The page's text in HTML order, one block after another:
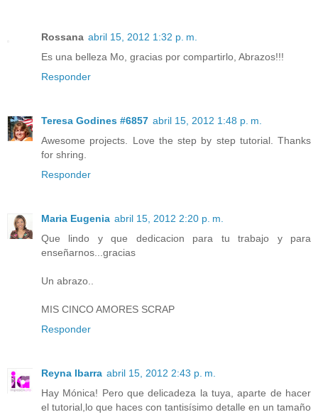
Rossana abril 15, 2012 1:32 p. m.
Es una belleza Mo, gracias por compartirlo, Abrazos!!!
Responder
Teresa Godines #6857 abril 15, 2012 1:48 p. m.
Awesome projects. Love the step by step tutorial. Thanks
for shring.
Responder
Maria Eugenia abril 15, 2012 2:20 p. m.
Que lindo y que dedicacion para tu trabajo y para
enseñarnos...gracias
Un abrazo..
MIS CINCO AMORES SCRAP
Responder
Reyna Ibarra abril 15, 2012 2:43 p. m.
Hay Mónica! Pero que delicadeza la tuya, aparte de hacer
el tutorial,lo que haces con tantisísimo detalle en un tamaño